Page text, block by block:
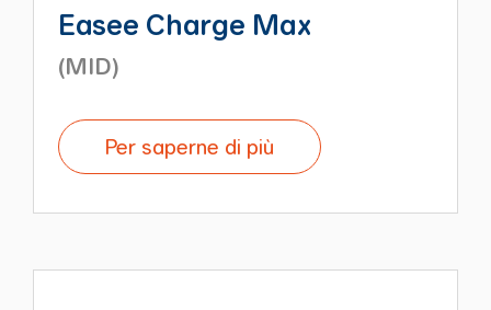
Easee Charge Max
(MID)
Per saperne di più